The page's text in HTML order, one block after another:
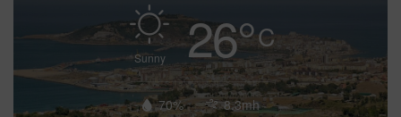
Sunny 26°C
70% 8.3mh